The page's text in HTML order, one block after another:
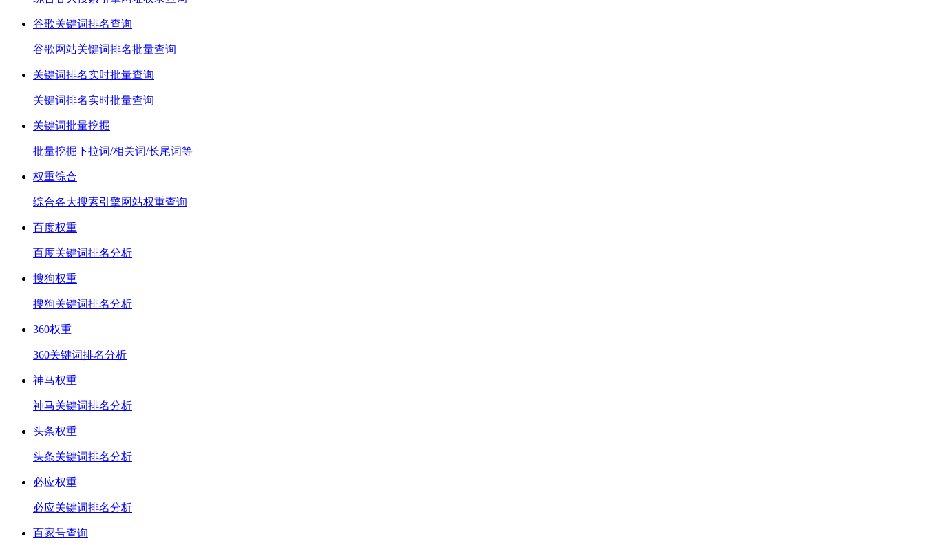
谷歌关键词排名查询
谷歌网站关键词排名批量查询
关键词排名实时批量查询
关键词排名实时批量查询
关键词批量挖掘
批量挖掘下拉词/相关词/长尾词等
权重综合
综合各大搜索引擎网站权重查询
百度权重
百度关键词排名分析
搜狗权重
搜狗关键词排名分析
360权重
360关键词排名分析
神马权重
神马关键词排名分析
头条权重
头条关键词排名分析
必应权重
必应关键词排名分析
百家号查询